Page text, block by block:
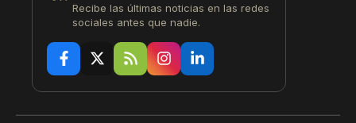
Recibe las últimas noticias en las redes
sociales antes que nadie.